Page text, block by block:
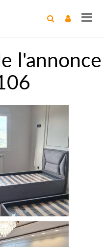
l'annonce